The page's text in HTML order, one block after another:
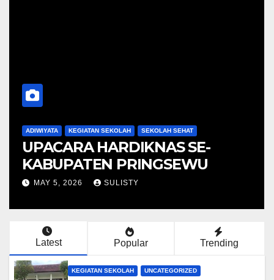
ADIWIYATA KEGIATAN SEKOLAH SEKOLAH SEHAT
UPACARA HARDIKNAS SE-
KABUPATEN PRINGSEWU
MAY 5, 2026 SULISTY
Latest Popular Trending
KEGIATAN SEKOLAH UNCATEGORIZED